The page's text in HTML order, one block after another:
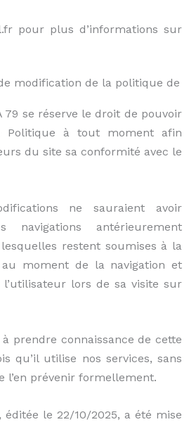
pour plus d’informations sur
modification de la politique de
79 se réserve le droit de pouvoir
Politique à tout moment afin
du site sa conformité avec le
ne sauraient avoir
navigations antérieurement
restent soumises à la
moment de la navigation et
l’utilisateur lors de sa visite sur
prendre connaissance de cette
qu’il utilise nos services, sans
l’en prévenir formellement.
le 22/10/2025, a été mise